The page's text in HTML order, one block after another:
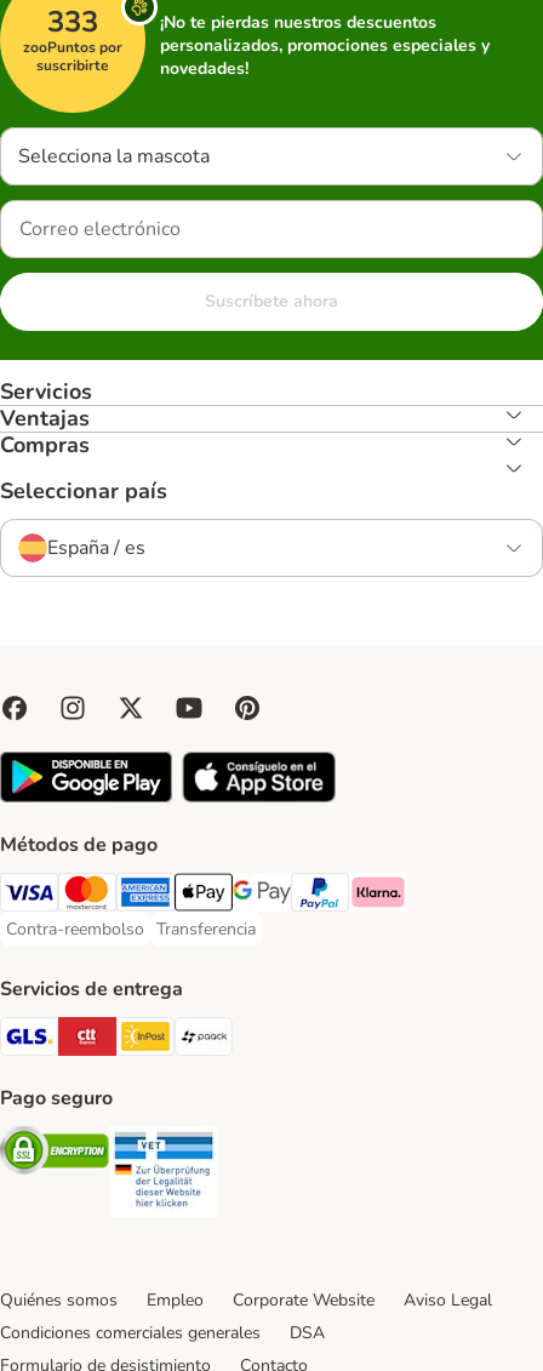
333
zooPuntos por
suscribirte
¡No te pierdas nuestros descuentos
personalizados, promociones especiales y
novedades!
Selecciona la mascota
Suscríbete ahora
Servicios
Ventajas
Compras
Seleccionar país
España / es
Métodos de pago
Visa Payment Method
Mastercard Payment Method
American Express Payment Method
Apple Pay Payment Method
Google Pay Payment Method
PayPal Payment Method
Klarna Payment Method
Contra-reembolso
Contra-reembolso Payment Method
Transferencia
Transferencia Payment Method
Servicios de entrega
GLS Shipping Method
CTTExpress Shipping Method
InPost Shipping Method
paack Shipping Method
Pago seguro
Security
Quiénes somos Empleo Corporate Website
Aviso Legal
Condiciones comerciales generales
DSA
Formulario de desistimiento
Contacto